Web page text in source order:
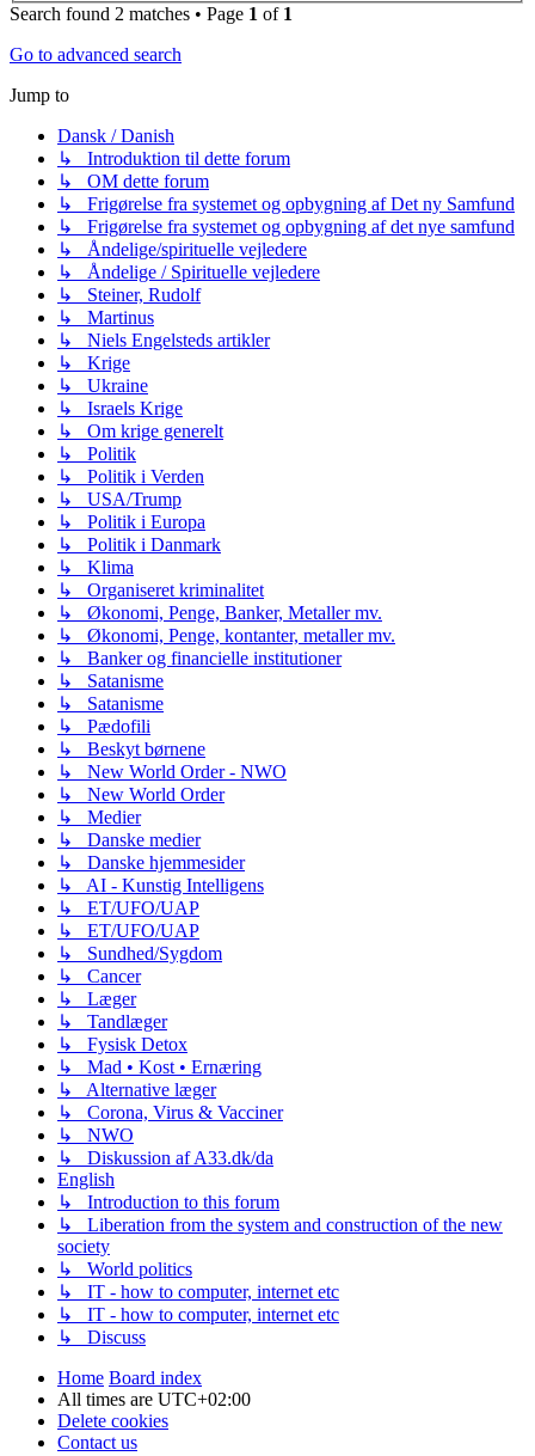
Search found 2 matches • Page 1 of 1
Go to advanced search
Jump to
Dansk / Danish
↳ Introduktion til dette forum
↳ OM dette forum
↳ Frigørelse fra systemet og opbygning af Det ny Samfund
↳ Frigørelse fra systemet og opbygning af det nye samfund
↳ Åndelige/spirituelle vejledere
↳ Åndelige / Spirituelle vejledere
↳ Steiner, Rudolf
↳ Martinus
↳ Niels Engelsteds artikler
↳ Krige
↳ Ukraine
↳ Israels Krige
↳ Om krige generelt
↳ Politik
↳ Politik i Verden
↳ USA/Trump
↳ Politik i Europa
↳ Politik i Danmark
↳ Klima
↳ Organiseret kriminalitet
↳ Økonomi, Penge, Banker, Metaller mv.
↳ Økonomi, Penge, kontanter, metaller mv.
↳ Banker og financielle institutioner
↳ Satanisme
↳ Satanisme
↳ Pædofili
↳ Beskyt børnene
↳ New World Order - NWO
↳ New World Order
↳ Medier
↳ Danske medier
↳ Danske hjemmesider
↳ AI - Kunstig Intelligens
↳ ET/UFO/UAP
↳ ET/UFO/UAP
↳ Sundhed/Sygdom
↳ Cancer
↳ Læger
↳ Tandlæger
↳ Fysisk Detox
↳ Mad • Kost • Ernæring
↳ Alternative læger
↳ Corona, Virus & Vacciner
↳ NWO
↳ Diskussion af A33.dk/da
English
↳ Introduction to this forum
↳ Liberation from the system and construction of the new
society
↳ World politics
↳ IT - how to computer, internet etc
↳ IT - how to computer, internet etc
↳ Discuss
Home Board index
All times are UTC+02:00
Delete cookies
Contact us